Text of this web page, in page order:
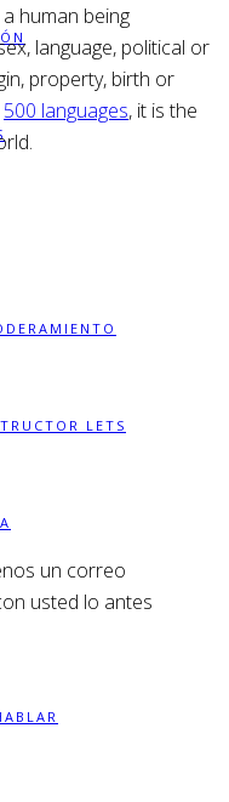
LETS
human being
language, political or
property, birth or
500 languages, it is the
un correo
usted lo antes